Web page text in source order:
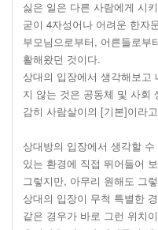
싫은 일은 다른 사람에게 시
굳이 4자성어나 어려운 한자
부모님으로부터, 어른들로부
활해왔던 것이다.
상대의 입장에서 생각해보고
지 않는 것은 공동체 및 사회
감히 사람살이의 [기본]이라
상대방의 입장에서 생각할
있는 환경에 직접 뛰어들어
그렇지만, 아무리 원해도 그
상대의 입장이 무척 특별한
같은 경우가 바로 그런 위치